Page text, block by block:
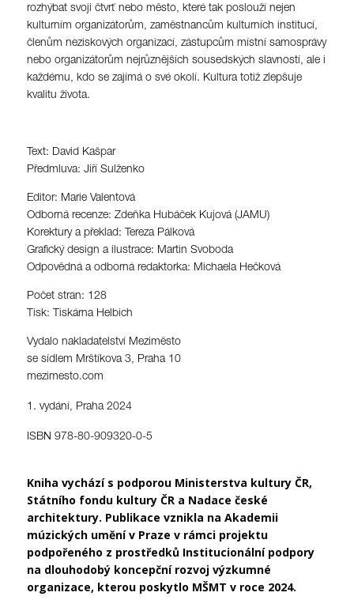
rozhýbat svoji čtvrť nebo město, které tak poslouží nejen
kulturním organizátorům, zaměstnancům kulturních institucí,
členům neziskových organizací, zástupcům místní samosprávy
nebo organizátorům nejrůznějších sousedských slavností, ale i
každému, kdo se zajímá o své okolí. Kultura totiž zlepšuje
kvalitu života.
Text: David Kašpar
Předmluva: Jiří Sulženko
Editor: Marie Valentová
Odborná recenze: Zdeňka Hubáček Kujová (JAMU)
Korektury a překlad: Tereza Pálková
Grafický design a ilustrace: Martin Svoboda
Odpovědná a odborná redaktorka: Michaela Hečková
Počet stran: 128
Tisk: Tiskárna Helbich
Vydalo nakladatelství Meziměsto
se sídlem Mrštíkova 3, Praha 10
mezimesto.com
vydání, Praha 2024
ISBN 978-80-909320-0-5
Kniha vychází s podporou Ministerstva kultury ČR,
Státního fondu kultury ČR a Nadace české
architektury. Publikace vznikla na Akademii
múzických umění v Praze v rámci projektu
podpořeného z prostředků Institucionální podpory
na dlouhodobý koncepční rozvoj výzkumné
organizace, kterou poskytlo MŠMT v roce 2024.